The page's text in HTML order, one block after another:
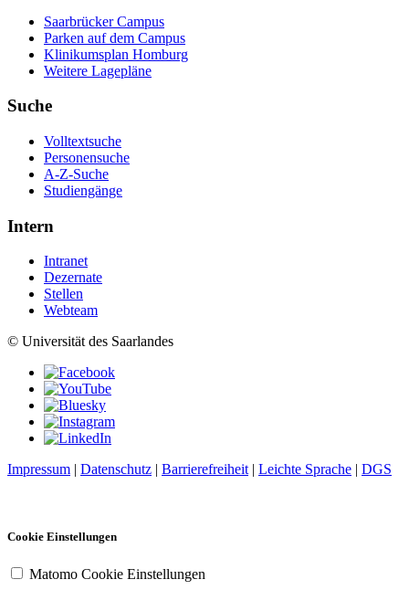
Saarbrücker Campus
Parken auf dem Campus
Klinikumsplan Homburg
Weitere Lagepläne
Suche
Volltextsuche
Personensuche
A-Z-Suche
Studiengänge
Intern
Intranet
Dezernate
Stellen
Webteam
© Universität des Saarlandes
Impressum | Datenschutz | Barrierefreiheit | Leichte Sprache | DGS
Cookie Einstellungen
Matomo Cookie Einstellungen